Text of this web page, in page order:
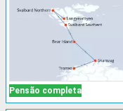
Pensão completa